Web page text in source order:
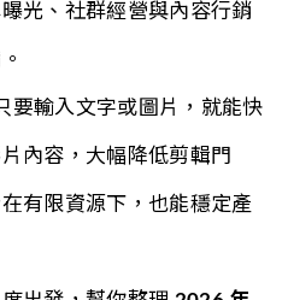
光、社群經營與內容行銷
要輸入文字或圖片，就能快
內容，大幅降低剪輯門
有限資源下，也能穩定產